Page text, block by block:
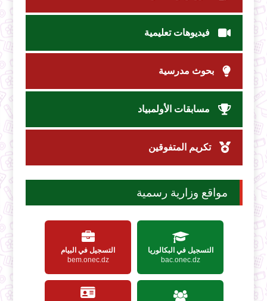
فيديوهات تعليمية
بحوث مدرسية
مسابقات الأولمبياد
تكريم المتفوقين
مواقع وزارية رسمية
التسجيل في البكالوريا
bac.onec.dz
التسجيل في البيام
bem.onec.dz